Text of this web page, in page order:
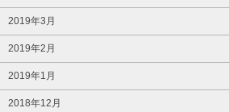
2019年3月
2019年2月
2019年1月
2018年12月